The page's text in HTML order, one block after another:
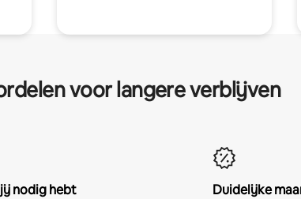
voor langere verblijven
nodig hebt
Duidelijke